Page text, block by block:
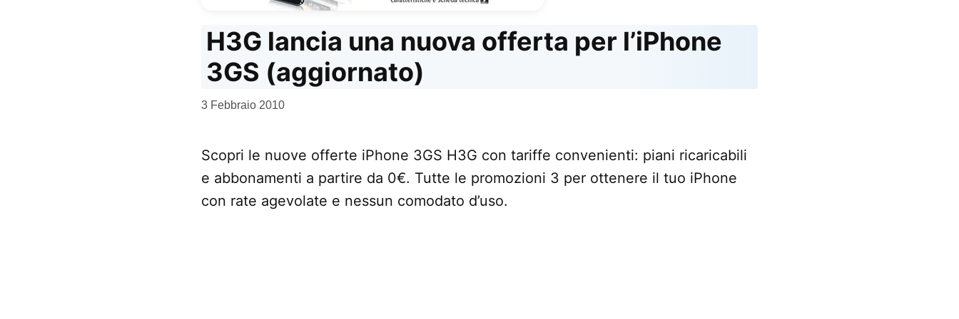
H3G lancia una nuova offerta per l’iPhone
3GS (aggiornato)
da
3 Febbraio 2010
Scopri le nuove offerte iPhone 3GS H3G con tariffe convenienti: piani ricaricabili
e abbonamenti a partire da 0€. Tutte le promozioni 3 per ottenere il tuo iPhone
con rate agevolate e nessun comodato d’uso.